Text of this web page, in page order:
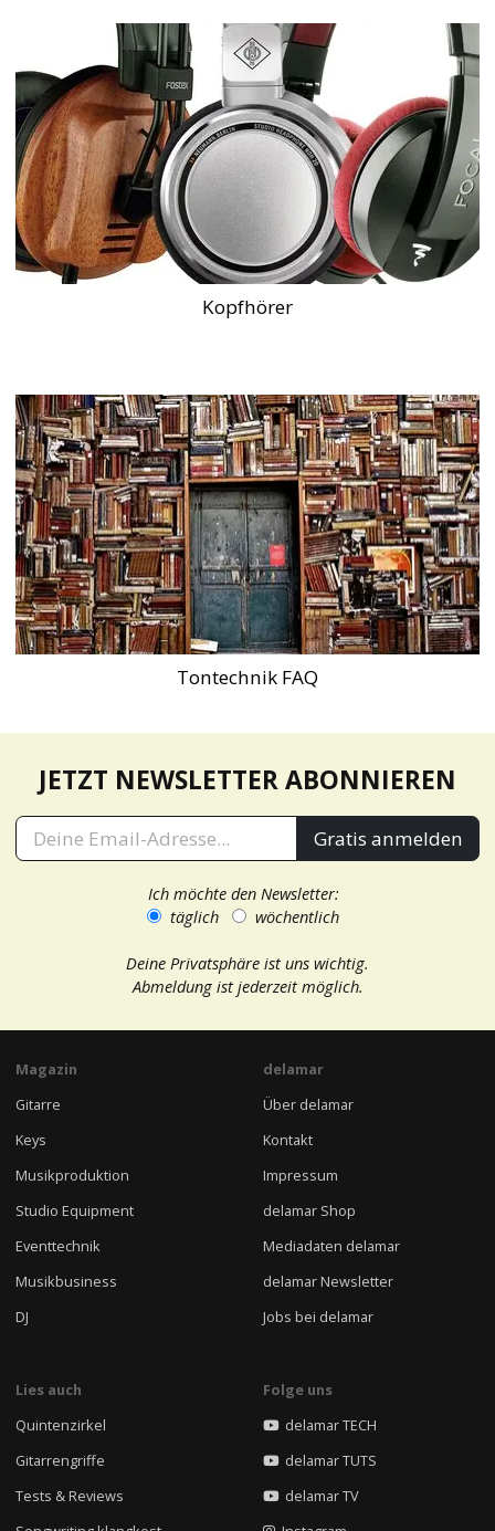
Kopfhörer
Tontechnik FAQ
JETZT NEWSLETTER ABONNIEREN
Gratis anmelden
Ich möchte den Newsletter:
täglich
wöchentlich
Deine Privatsphäre ist uns wichtig.
Abmeldung ist jederzeit möglich.
Magazin
Gitarre
Keys
Musikproduktion
Studio Equipment
Eventtechnik
Musikbusiness
DJ
delamar
Über delamar
Kontakt
Impressum
delamar Shop
Mediadaten delamar
delamar Newsletter
Jobs bei delamar
Lies auch
Quintenzirkel
Gitarrengriffe
Tests & Reviews
Folge uns
delamar TECH
delamar TUTS
delamar TV